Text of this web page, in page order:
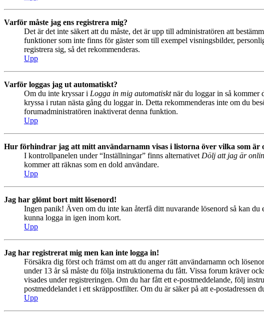
Varför måste jag ens registrera mig?
Det är det inte säkert att du måste, det är upp till administratören att
funktioner som inte finns för gäster som till exempel visningsbilder,
registrera sig, så det rekommenderas.
Upp
Varför loggas jag ut automatiskt?
Om du inte kryssar i Logga in mig automatisktnär du loggar in så kommer
kryssa i rutan nästa gång du loggar in. Detta rekommenderas inte om du
forumadministratören inaktiverat denna funktion.
Upp
Hur förhindrar jag att mitt användarnamn visas i listorna över vilka som är
I kontrollpanelen under “Inställningar” finns alternativet Dölj att jag är
kommer att räknas som en dold användare.
Upp
Jag har glömt bort mitt lösenord!
Ingen panik! Även om du inte kan återfå ditt nuvarande lösenord så kan
kunna logga in igen inom kort.
Upp
Jag har registrerat mig men kan inte logga in!
Försäkra dig först och främst om att du anger rätt användarnamn och
under 13 år så måste du följa instruktionerna du fått. Vissa forum kräver
visades under registreringen. Om du har fått ett e-postmeddelande, följ
postmeddelandet i ett skräppostfilter. Om du är säker på att e-postadressen
Upp